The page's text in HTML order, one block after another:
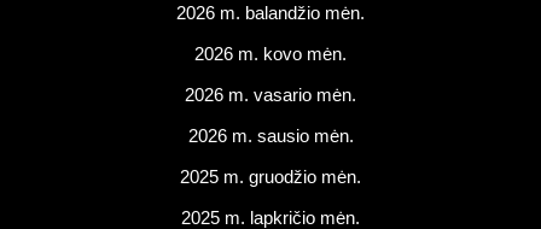
2026 m. balandžio mėn.
2026 m. kovo mėn.
2026 m. vasario mėn.
2026 m. sausio mėn.
2025 m. gruodžio mėn.
2025 m. lapkričio mėn.